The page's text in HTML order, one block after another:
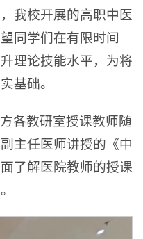
我校开展的高职中医
同学们在有限时间
理论技能水平，为将
基础。
各教研室授课教师随
主任医师讲授的《中
了解医院教师的授课